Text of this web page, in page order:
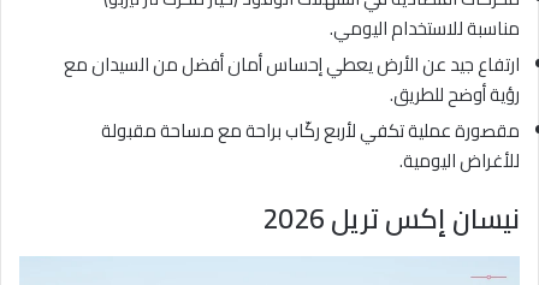
مناسبة للاستخدام اليومي.
ارتفاع جيد عن الأرض يعطي إحساس أمان أفضل من السيدان مع
رؤية أوضح للطريق.
مقصورة عملية تكفي لأربع ركّاب براحة مع مساحة مقبولة
للأغراض اليومية.
نيسان إكس تريل 2026